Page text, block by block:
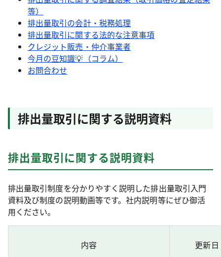
等）
排出量取引の会計・税務処理
排出量取引に関する法的な注意事項
クレジット販売・仲介事業者
今月の豆知識💡（コラム）
お問合わせ
排出量取引に関する説明資料
排出量取引に関する説明資料
排出量取引制度を分かりやすく説明した排出量取引入門
資料及び制度の説明動画等です。社内説明等にぜひ御活
用ください。
内容 更新日